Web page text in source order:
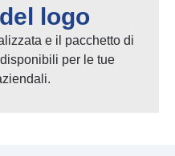
logo
e il pacchetto di
per le tue